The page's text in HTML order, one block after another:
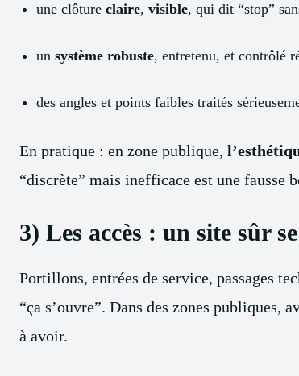
une clôture claire, visible, qui dit “stop”
un système robuste, entretenu, et contrôlé
des angles et points faibles traités
En pratique : en zone publique,
“discrète” mais inefficace est une fausse
3) Les accès : un site sûr
Portillons, entrées de service, passages
“ça s’ouvre”. Dans des zones publiques,
à avoir.